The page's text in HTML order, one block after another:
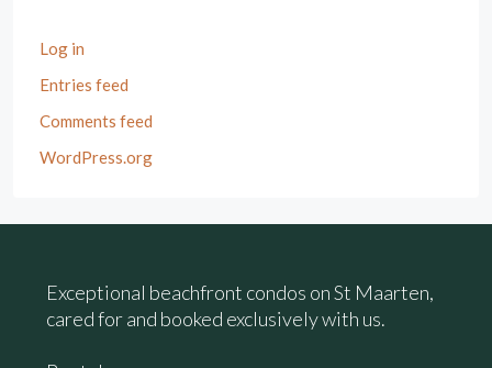
Log in
Entries feed
Comments feed
WordPress.org
Exceptional beachfront condos on St Maarten,
cared for and booked exclusively with us.